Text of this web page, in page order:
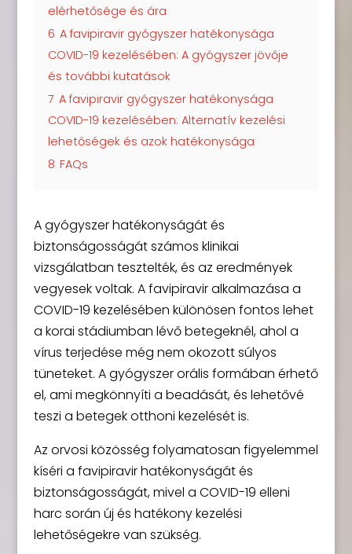
elérhetősége és ára
6 A favipiravir gyógyszer hatékonysága
COVID-19 kezelésében: A gyógyszer jövője
és további kutatások
7 A favipiravir gyógyszer hatékonysága
COVID-19 kezelésében: Alternatív kezelési
lehetőségek és azok hatékonysága
8 FAQs
A gyógyszer hatékonyságát és
biztonságosságát számos klinikai
vizsgálatban tesztelték, és az eredmények
vegyesek voltak. A favipiravir alkalmazása a
COVID-19 kezelésében különösen fontos lehet
a korai stádiumban lévő betegeknél, ahol a
vírus terjedése még nem okozott súlyos
tüneteket. A gyógyszer orális formában érhető
el, ami megkönnyíti a beadását, és lehetővé
teszi a betegek otthoni kezelését is.
Az orvosi közösség folyamatosan figyelemmel
kíséri a favipiravir hatékonyságát és
biztonságosságát, mivel a COVID-19 elleni
harc során új és hatékony kezelési
lehetőségekre van szükség.